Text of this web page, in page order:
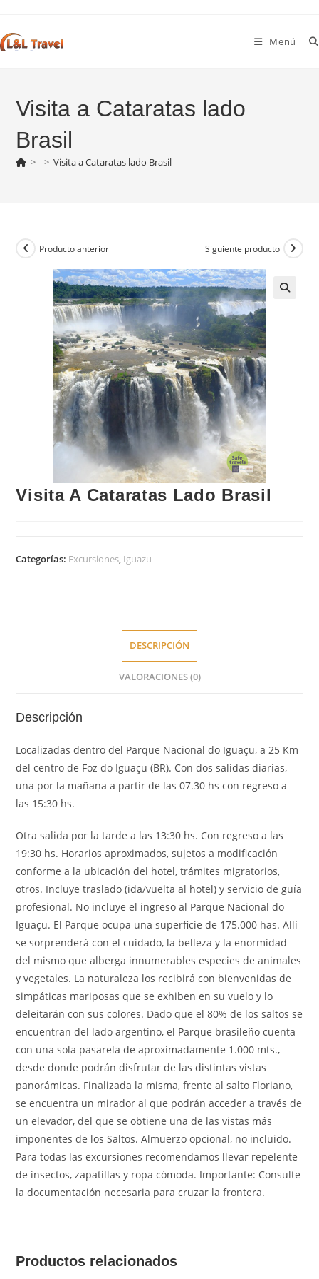
contenido
Menú
Visita a Cataratas lado
Brasil
> > Visita a Cataratas lado Brasil
Producto anterior Siguiente producto
Visita A Cataratas Lado Brasil
Categorías: Excursiones, Iguazu
DESCRIPCIÓN
VALORACIONES (0)
Descripción
Localizadas dentro del Parque Nacional do Iguaçu, a 25 Km
del centro de Foz do Iguaçu (BR). Con dos salidas diarias,
una por la mañana a partir de las 07.30 hs con regreso a
las 15:30 hs.
Otra salida por la tarde a las 13:30 hs. Con regreso a las
19:30 hs. Horarios aproximados, sujetos a modificación
conforme a la ubicación del hotel, trámites migratorios,
otros. Incluye traslado (ida/vuelta al hotel) y servicio de guía
profesional. No incluye el ingreso al Parque Nacional do
Iguaçu. El Parque ocupa una superficie de 175.000 has. Allí
se sorprenderá con el cuidado, la belleza y la enormidad
del mismo que alberga innumerables especies de animales
y vegetales. La naturaleza los recibirá con bienvenidas de
simpáticas mariposas que se exhiben en su vuelo y lo
deleitarán con sus colores. Dado que el 80% de los saltos se
encuentran del lado argentino, el Parque brasileño cuenta
con una sola pasarela de aproximadamente 1.000 mts.,
desde donde podrán disfrutar de las distintas vistas
panorámicas. Finalizada la misma, frente al salto Floriano,
se encuentra un mirador al que podrán acceder a través de
un elevador, del que se obtiene una de las vistas más
imponentes de los Saltos. Almuerzo opcional, no incluido.
Para todas las excursiones recomendamos llevar repelente
de insectos, zapatillas y ropa cómoda. Importante: Consulte
la documentación necesaria para cruzar la frontera.
Productos relacionados